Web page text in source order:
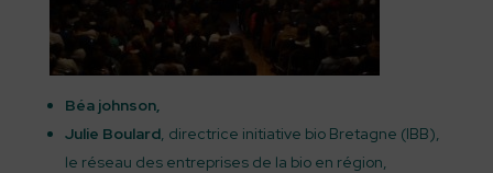
Béa johnson,
Julie Boulard, directrice initiative bio Bretagne (IBB),
le réseau des entreprises de la bio en région,